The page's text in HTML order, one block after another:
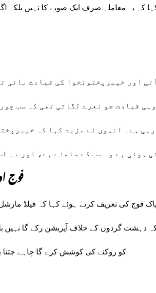
کہ یہ معاملہ صرف ایک صوبے کا نہیں بلکہ
اور خیبرپختونخوا کی قیادت بانی
قیادت جو نعرے لگاتی تھی کہ سب
ہے۔ انہوں نے مزید کہا کہ
ہوئی ہے وہ سب کے سامنے ہے، اور یہ
فوج
فوج کی تعریف کرتے ہوئے کہا کہ فیلڈ
دہشت گردوں کے خلاف آپریشن رکے گا نہیں
کو روکنے کی کوشش کرے گا چاہے جتنا